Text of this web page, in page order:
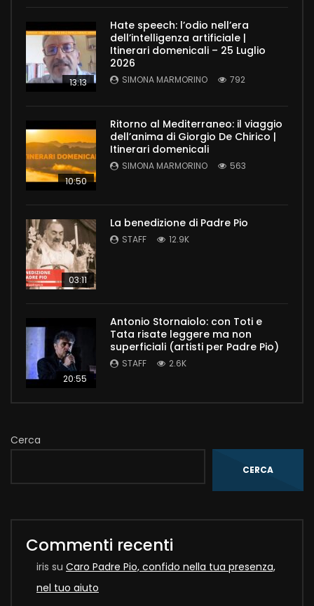
13:13
Hate speech: l’odio nell’era
dell’intelligenza artificiale |
Itinerari domenicali – 25 Luglio
2026
SIMONA MARMORINO 792
10:50
Ritorno al Mediterraneo: il viaggio
dell’anima di Giorgio De Chirico |
Itinerari domenicali
SIMONA MARMORINO 563
03:11
La benedizione di Padre Pio
STAFF 12.9K
20:55
Antonio Stornaiolo: con Toti e
Tata risate leggere ma non
superficiali (artisti per Padre Pio)
STAFF 2.6K
Cerca
CERCA
Commenti recenti
iris su Caro Padre Pio, confido nella tua presenza,
nel tuo aiuto